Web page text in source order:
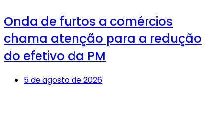
Onda de furtos a comércios
chama atenção para a redução
do efetivo da PM
5 de agosto de 2026